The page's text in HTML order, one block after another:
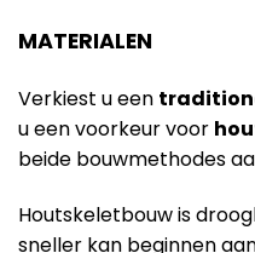
MATERIALEN
Verkiest u een
u een voorkeur voor
beide bouwmethodes
Houtskeletbouw is
sneller kan beginnen